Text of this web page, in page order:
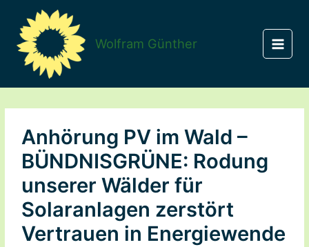
springen
Wolfram Günther
Anhörung PV im Wald –
BÜNDNISGRÜNE: Rodung
unserer Wälder für
Solaranlagen zerstört
Vertrauen in Energiewende